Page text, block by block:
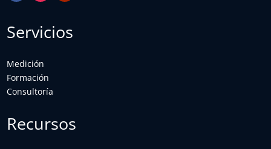
Servicios
Medición
Formación
Consultoría
Recursos